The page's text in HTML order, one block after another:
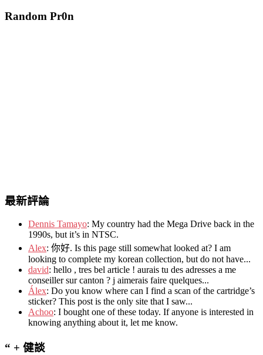
Random Pr0n
最新評論
Dennis Tamayo: My country had the Mega Drive back in the
1990s, but it’s in NTSC.
Alex: 你好. Is this page still somewhat looked at? I am
looking to complete my korean collection, but do not have...
david: hello , tres bel article ! aurais tu des adresses a me
conseiller sur canton ? j aimerais faire quelques...
Álex: Do you know where can I find a scan of the cartridge’s
sticker? This post is the only site that I saw...
Achoo: I bought one of these today. If anyone is interested in
knowing anything about it, let me know.
“ + 健談